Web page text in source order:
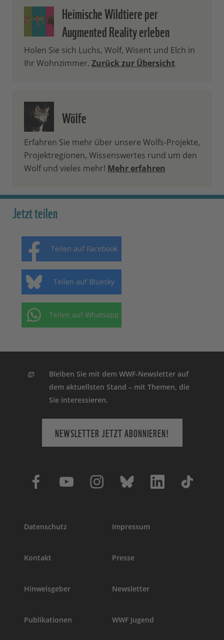
Heimische Wildtiere per
Augmented Reality erleben
Holen Sie sich Luchs, Wolf, Wisent und Elch in
Ihr Wohnzimmer. Zurück zur Übersicht
Wölfe
Erfahren Sie mehr über unsere Wolfs-Projekte,
Projektregionen, Wissenswertes rund um den
Wolf und vieles mehr! Mehr erfahren
Jetzt teilen
Teilen auf Facebook
Teilen auf Bluesky
Teilen auf Whatsapp
Bleiben Sie mit dem WWF-Newsletter auf
dem aktuellsten Stand – mit Themen, die
Sie interessieren.
NEWSLETTER JETZT ABONNIEREN!
Datenschutz Impressum
Kontakt Presse
Hinweisgeber Newsletter
Publikationen WWF Jugend